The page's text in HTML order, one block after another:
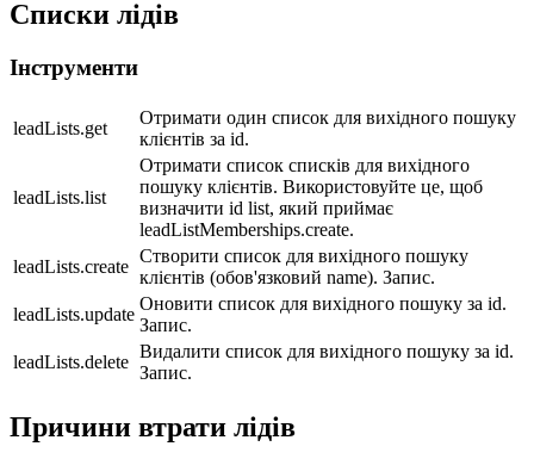
Списки лідів
Інструменти
leadLists.get
Отримати один список для вихідного пошуку
клієнтів за id.
leadLists.list
Отримати список списків для вихідного
пошуку клієнтів. Використовуйте це, щоб
визначити id list, який приймає
leadListMemberships.create.
leadLists.create
Створити список для вихідного пошуку
клієнтів (обов'язковий name). Запис.
leadLists.update
Оновити список для вихідного пошуку за id.
Запис.
leadLists.delete
Видалити список для вихідного пошуку за id.
Запис.
Причини втрати лідів